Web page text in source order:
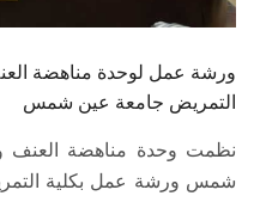
ورشة عمل لوحدة مناهضة
التمريض جامعة عين شمس
نظمت وحدة مناهضة العنف
شمس ورشة عمل بكلية